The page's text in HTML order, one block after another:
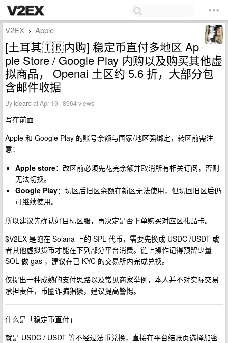
V2EX › Apple
[土耳其🇹🇷内购] 稳定币直付多地区 Ap
ple Store / Google Play 内购以及购买其他虚
拟商品， Openai 土区约 5.6 折，大部分包
含邮件收据
Byideard at Apr 19 · 8964 views
写在前面
Apple 和 Google Play 的账号余额与国家/地区强绑定，转区前需注
意：
Apple store：改区前必须先花完余额并取消所有相关订阅，否则
无法切换。
Google Play：切区后旧区余额在新区无法使用，但切回旧区后仍
可继续使用。
所以建议先确认好目标区服，再决定是否下单购买对应区礼品卡。
$V2EX 是跑在 Solana 上的 SPL 代币，需要先换成 USDC /USDT 或
者其他虚拟货币才能在下列部分平台消费。链上操作记得预留少量
SOL 做 gas ，建议在已 KYC 的交易所内完成兑换。
仅提出一种成熟的支付思路以及常见商家举例，本人并不对实际交易
承担责任，币圈诈骗猖獗，建议提高警惕。
什么是「稳定币直付」
就是 USDC / USDT 等不经过法币兑换，直接在平台结账页选择加密